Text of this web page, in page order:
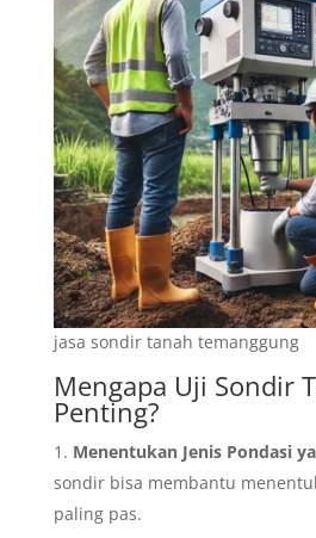
jasa sondir tanah temanggung
Mengapa Uji Sondir
Penting?
Menentukan Jenis Pondasi
sondir bisa membantu
paling pas.